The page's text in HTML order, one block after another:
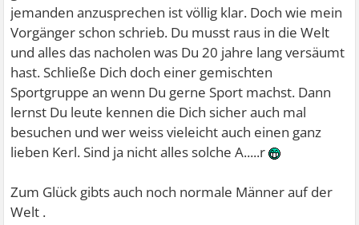
jemanden anzusprechen ist völlig klar. Doch wie mein
Vorgänger schon schrieb. Du musst raus in die Welt
und alles das nacholen was Du 20 jahre lang versäumt
hast. Schließe Dich doch einer gemischten
Sportgruppe an wenn Du gerne Sport machst. Dann
lernst Du leute kennen die Dich sicher auch mal
besuchen und wer weiss vieleicht auch einen ganz
lieben Kerl. Sind ja nicht alles solche A.....r
Zum Glück gibts auch noch normale Männer auf der
Welt .